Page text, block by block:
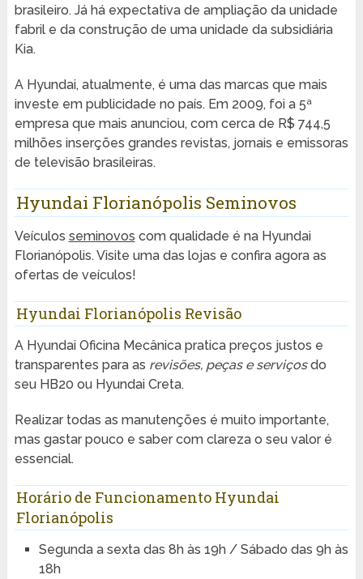
brasileiro. Já há expectativa de ampliação da unidade
fabril e da construção de uma unidade da subsidiária
Kia.
A Hyundai, atualmente, é uma das marcas que mais
investe em publicidade no país. Em 2009, foi a 5ª
empresa que mais anunciou, com cerca de R$ 744,5
milhões inserções grandes revistas, jornais e emissoras
de televisão brasileiras.
Hyundai Florianópolis Seminovos
Veículos seminovos com qualidade é na Hyundai
Florianópolis. Visite uma das lojas e confira agora as
ofertas de veículos!
Hyundai Florianópolis Revisão
A Hyundai Oficina Mecânica pratica preços justos e
transparentes para as revisões, peças e serviçosdo
seu HB20 ou Hyundai Creta.
Realizar todas as manutenções é muito importante,
mas gastar pouco e saber com clareza o seu valor é
essencial.
Horário de Funcionamento Hyundai
Florianópolis
Segunda a sexta das 8h às 19h / Sábado das 9h às
18h